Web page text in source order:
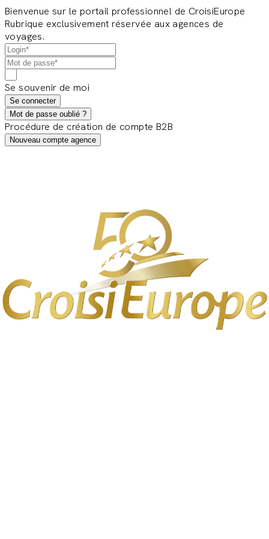
Bienvenue sur le portail professionnel de CroisiEurope
Rubrique exclusivement réservée aux agences de
voyages.
Se souvenir de moi
Se connecter
Mot de passe oublié ?
Procédure de création de compte B2B
Nouveau compte agence